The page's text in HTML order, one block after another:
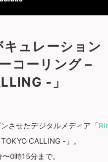
ュレーション
コーリング –
-」
させたデジタルメディア「
CALLING -」。
0時15分まで。